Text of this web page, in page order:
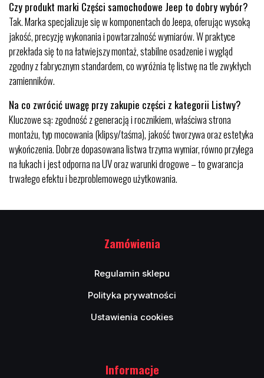
Czy produkt marki Części samochodowe Jeep to dobry wybór?
Tak. Marka specjalizuje się w komponentach do Jeepa, oferując wysoką
jakość, precyzję wykonania i powtarzalność wymiarów. W praktyce
przekłada się to na łatwiejszy montaż, stabilne osadzenie i wygląd
zgodny z fabrycznym standardem, co wyróżnia tę listwę na tle zwykłych
zamienników.
Na co zwrócić uwagę przy zakupie części z kategorii Listwy?
Kluczowe są: zgodność z generacją i rocznikiem, właściwa strona
montażu, typ mocowania (klipsy/taśma), jakość tworzywa oraz estetyka
wykończenia. Dobrze dopasowana listwa trzyma wymiar, równo przylega
na łukach i jest odporna na UV oraz warunki drogowe – to gwarancja
trwałego efektu i bezproblemowego użytkowania.
Zamówienia
Regulamin sklepu
Polityka prywatności
Ustawienia cookies
Informacje